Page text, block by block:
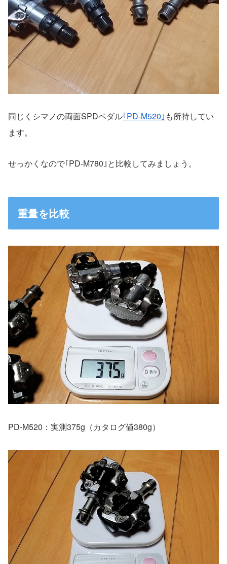
同じくシマノの両面SPDペダル｢PD-M520｣ も所持してい
ます。
せっかくなので｢PD-M780｣と比較してみましょう。
重量を比較
PD-M520：実測375g（カタログ値380g）